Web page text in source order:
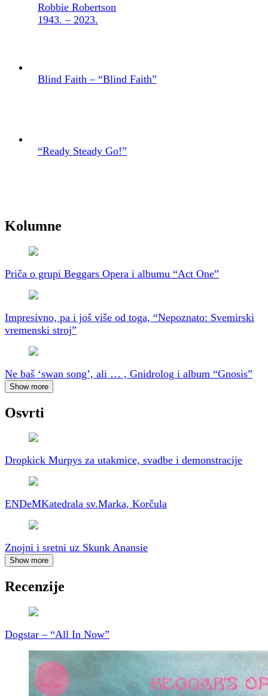
Robbie Robertson
1943. – 2023.
Blind Faith – “Blind Faith”
“Ready Steady Go!”
Kolumne
Priča o grupi Beggars Opera i albumu “Act One”
Impresivno, pa i još više od toga, “Nepoznato: Svemirski
vremenski stroj”
Ne baš ‘swan song’, ali … , Gnidrolog i album “Gnosis”
Show more
Osvrti
Dropkick Murpys za utakmice, svadbe i demonstracije
ENDeMKatedrala sv.Marka, Korčula
Znojni i sretni uz Skunk Anansie
Show more
Recenzije
Dogstar – “All In Now”